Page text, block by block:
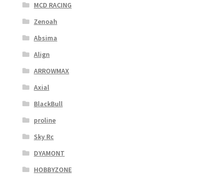
MCD RACING
Zenoah
Absima
Align
ARROWMAX
Axial
BlackBull
proline
Sky Rc
DYAMONT
HOBBYZONE